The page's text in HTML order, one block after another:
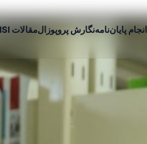
انجام پایان‌نامهنگارش پروپوزالمقالات ISI